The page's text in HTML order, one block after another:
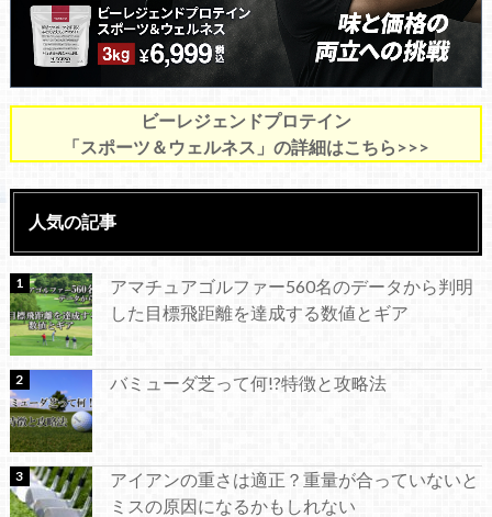
ビーレジェンドプロテイン
「スポーツ＆ウェルネス」の詳細はこちら>>>
人気の記事
アマチュアゴルファー560名のデータから判明
した目標飛距離を達成する数値とギア
バミューダ芝って何!?特徴と攻略法
アイアンの重さは適正？重量が合っていないと
ミスの原因になるかもしれない